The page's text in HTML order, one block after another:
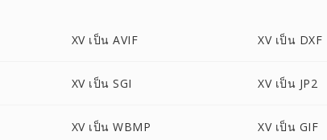
XV เป็น AVIF XV เป็น DXF
XV เป็น SGI XV เป็น JP2
XV เป็น WBMP XV เป็น GIF